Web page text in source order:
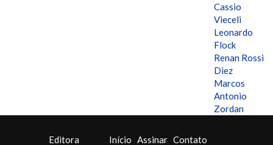
Cassio
Vieceli
Leonardo
Flock
Renan Rossi
Diez
Marcos
Antonio
Zordan
Editora
Início Assinar Contato